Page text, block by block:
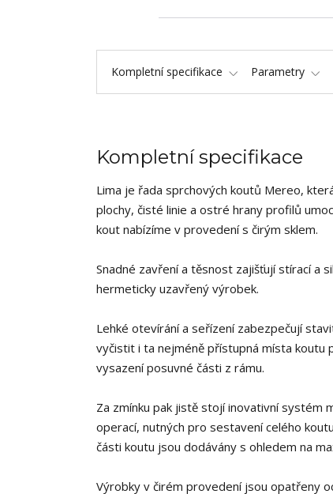
Kompletní specifikace Parametry
Kompletní specifikace
Lima je řada sprchových koutů Mereo,
plochy, čisté linie a ostré hrany profilů
kout nabízíme v provedení s čirým sklem.
Snadné zavření a těsnost zajišťují stírací a
hermeticky uzavřený výrobek.
Lehké otevírání a seřízení zabezpečují
vyčistit i ta nejméně přístupná místa koutu
vysazení posuvné části z rámu.
Za zmínku pak jistě stojí inovativní systém
operací, nutných pro sestavení celého
části koutu jsou dodávány s ohledem na
Výrobky v čirém provedení jsou opatřeny